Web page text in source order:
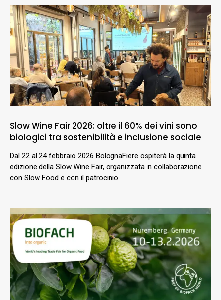
Slow Wine Fair 2026: oltre il 60% dei vini sono
biologici tra sostenibilità e inclusione sociale
Dal 22 al 24 febbraio 2026 BolognaFiere ospiterà la quinta
edizione della Slow Wine Fair, organizzata in collaborazione
con Slow Food e con il patrocinio